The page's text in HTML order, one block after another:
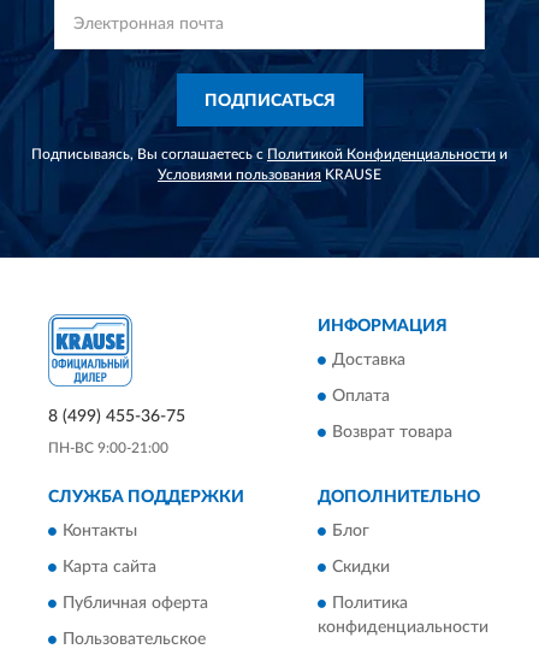
ПОДПИСАТЬСЯ
Подписываясь, Вы соглашаетесь с Политикой Конфиденциальности и
Условиями пользованияKRAUSE
8 (499) 455-36-75
ПН-ВС 9:00-21:00
ИНФОРМАЦИЯ
Доставка
Оплата
Возврат товара
СЛУЖБА ПОДДЕРЖКИ
Контакты
Карта сайта
Публичная оферта
Пользовательское
ДОПОЛНИТЕЛЬНО
Блог
Скидки
Политика
конфиденциальности